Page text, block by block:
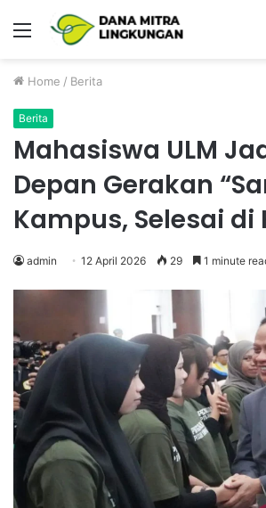
Menu
Home / Berita
Berita
Mahasiswa ULM
Depan Gerakan
Kampus, Selesai di
admin 12 April 2026 29 1 minute